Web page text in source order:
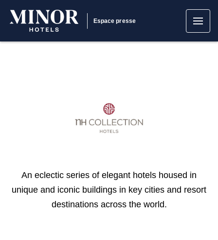
Espace presse
An eclectic series of elegant hotels housed in
unique and iconic buildings in key cities and resort
destinations across the world.